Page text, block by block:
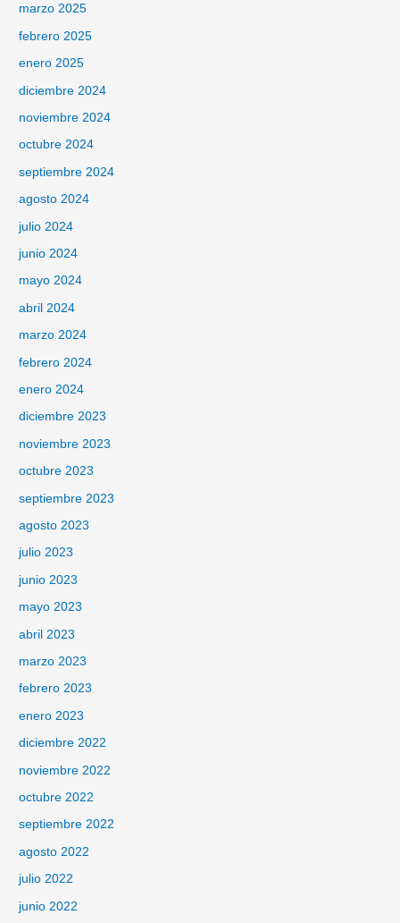
marzo 2025
febrero 2025
enero 2025
diciembre 2024
noviembre 2024
octubre 2024
septiembre 2024
agosto 2024
julio 2024
junio 2024
mayo 2024
abril 2024
marzo 2024
febrero 2024
enero 2024
diciembre 2023
noviembre 2023
octubre 2023
septiembre 2023
agosto 2023
julio 2023
junio 2023
mayo 2023
abril 2023
marzo 2023
febrero 2023
enero 2023
diciembre 2022
noviembre 2022
octubre 2022
septiembre 2022
agosto 2022
julio 2022
junio 2022